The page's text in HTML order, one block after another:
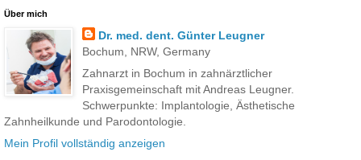
Über mich
Dr. med. dent. Günter Leugner
Bochum, NRW, Germany
Zahnarzt in Bochum in zahnärztlicher
Praxisgemeinschaft mit Andreas Leugner.
Schwerpunkte: Implantologie, Ästhetische
Zahnheilkunde und Parodontologie.
Mein Profil vollständig anzeigen